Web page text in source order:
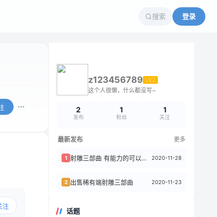
搜索 登录
注
z123456789 LV2
这个人很懒，什么都没写~
2
发布
1
粉丝
1
关注
最新发布 更多
1 射雕三部曲 有能力的可以试试 2020-11-28
2 出售稀有端射雕三部曲 2020-11-23
话题